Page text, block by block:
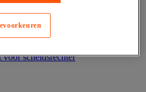
voor scheidsrechter